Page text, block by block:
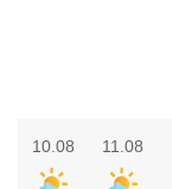
10.08 11.08